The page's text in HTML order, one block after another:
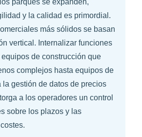
y la calidad es primordial.
más sólidos se basan
vertical. Internalizar funciones
de construcción que
complejos hasta equipos de
la gestión de datos de precios
a los operadores un control
sobre los plazos y las